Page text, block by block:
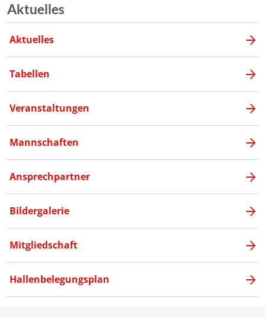
Aktuelles
Aktuelles
Tabellen
Veranstaltungen
Mannschaften
Ansprechpartner
Bildergalerie
Mitgliedschaft
Hallenbelegungsplan